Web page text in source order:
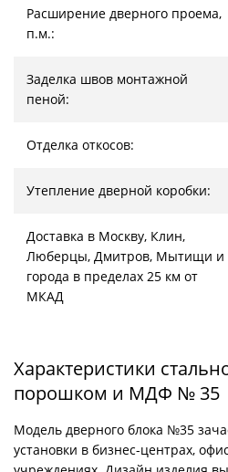
Расширение дверного проема,
п.м.:
Заделка швов монтажной
пеной:
Отделка откосов:
Утепление дверной коробки:
Доставка в Москву, Клин,
Люберцы, Дмитров, Мытищи и
города в пределах 25 км от
МКАД
Характеристики
порошком и МДФ № 35
Модель дверного блока №35
установки в бизнес-центрах,